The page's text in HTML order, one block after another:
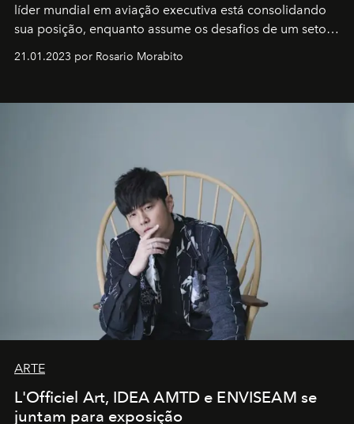
líder mundial em aviação executiva está consolidando
sua posição, enquanto assume os desafios de um setor
em rápida evolução e redefinindo o conceito de luxo
21.01.2023 por Rosario Morabito
ARTE
L'Officiel Art, IDEA AMTD e ENVISEAM se
juntam para exposição